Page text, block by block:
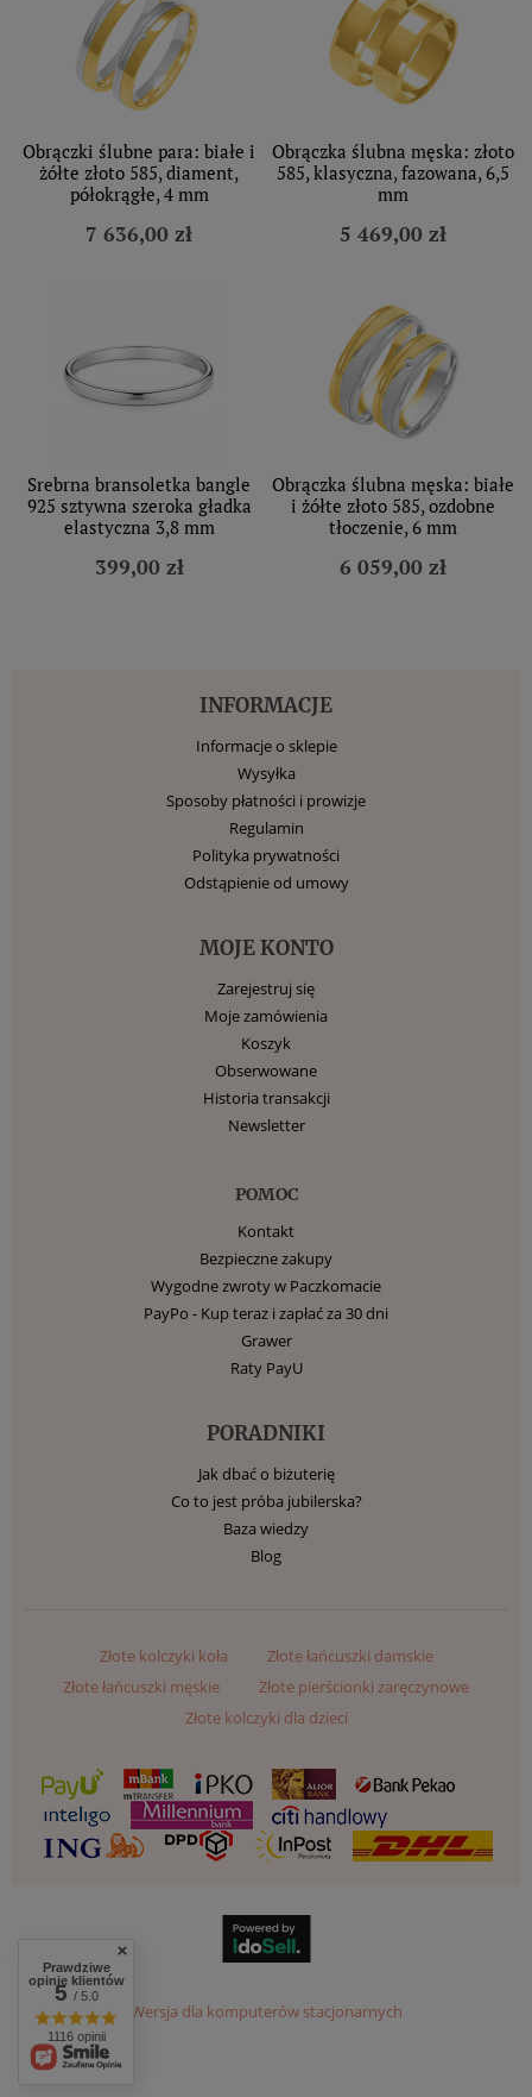
Obrączki ślubne para: białe i
żółte złoto 585, diament,
półokrągłe, 4 mm
7 636,00 zł
Obrączka ślubna męska: złoto
585, klasyczna, fazowana, 6,5
mm
5 469,00 zł
Srebrna bransoletka bangle
925 sztywna szeroka gładka
elastyczna 3,8 mm
399,00 zł
Obrączka ślubna męska: białe
i żółte złoto 585, ozdobne
tłoczenie, 6 mm
6 059,00 zł
INFORMACJE
Informacje o sklepie
Wysyłka
Sposoby płatności i prowizje
Regulamin
Polityka prywatności
Odstąpienie od umowy
MOJE KONTO
Zarejestruj się
Moje zamówienia
Koszyk
Obserwowane
Historia transakcji
Newsletter
POMOC
Kontakt
Bezpieczne zakupy
Wygodne zwroty w Paczkomacie
PayPo - Kup teraz i zapłać za 30 dni
Grawer
Raty PayU
PORADNIKI
Jak dbać o biżuterię
Co to jest próba jubilerska?
Baza wiedzy
Blog
Złote kolczyki koła
Złote łańcuszki damskie
Złote łańcuszki męskie
Złote pierścionki zaręczynowe
Złote kolczyki dla dzieci
Wersja dla komputerów stacjonarnych
Prawdziwe
opinie klientów
5/ 5.0
1116 opinii